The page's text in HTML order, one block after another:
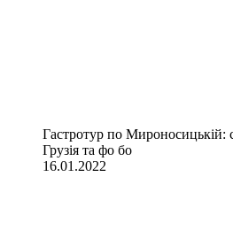
Гастротур по Мироносицькій:
Грузія та фо бо
16.01.2022